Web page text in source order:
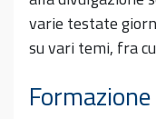
varie testate
su vari temi, fra
Formazione